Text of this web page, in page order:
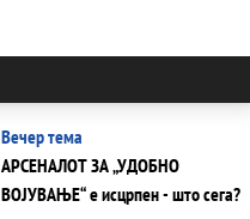
Вечер тема
АРСЕНАЛОТ ЗА „УДОБНО
ВОЈУВАЊЕ“ е исцрпен - што сега?